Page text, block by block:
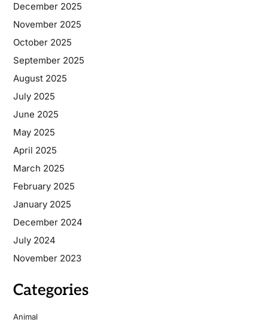
December 2025
November 2025
October 2025
September 2025
August 2025
July 2025
June 2025
May 2025
April 2025
March 2025
February 2025
January 2025
December 2024
July 2024
November 2023
Categories
Animal